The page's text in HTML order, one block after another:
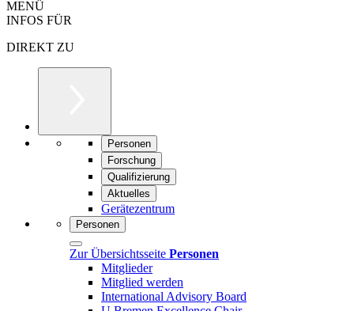
MENÜ
INFOS FÜR
DIREKT ZU
Personen
Forschung
Qualifizierung
Aktuelles
Gerätezentrum
Personen
Zur Übersichtsseite Personen
Mitglieder
Mitglied werden
International Advisory Board